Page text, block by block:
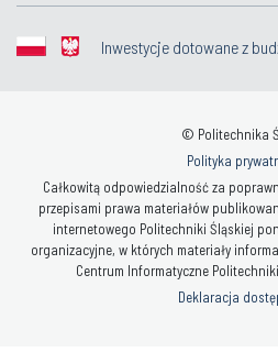
Inwestycje dotowane z
© Politechnika
Polityka
Całkowitą odpowiedzialność za
przepisami prawa materiałów
internetowego Politechniki Śląskiej
organizacyjne, w których materiały
Centrum Informatyczne
Deklaracja